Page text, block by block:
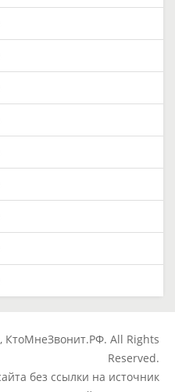
КтоМнеЗвонит.РФ. All Rights
Reserved.
без ссылки на источник